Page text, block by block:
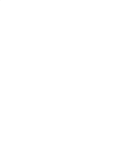
dans un nouvel
dans un